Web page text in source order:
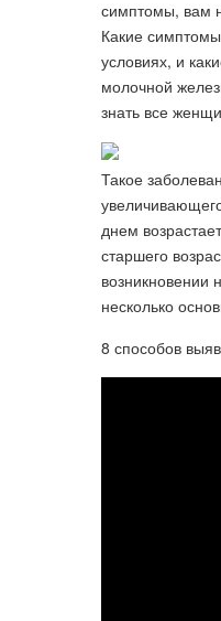
симптомы, вам
Какие
условиях, и
молочной
знать все
Такое
днем
старшего
возникновении
несколько
8 способов